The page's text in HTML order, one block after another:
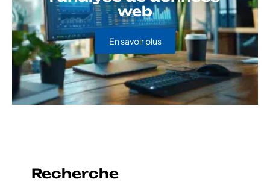
web
En savoir plus
Recherche